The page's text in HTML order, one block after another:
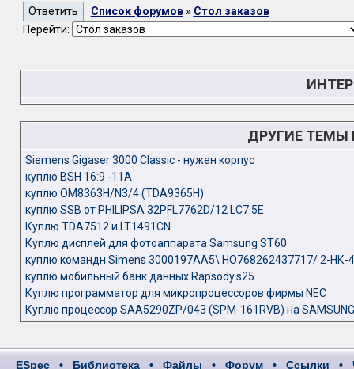
Список форумов» Стол заказов
Перейти:
ДРУГИЕ ТЕМЫ
Siemens Gigaser 3000 Classic - нужен корпус
куплю BSH 16:9 -11A
куплю OM8363H/N3/4 (TDA9365H)
куплю SSB от PHILIPSA 32PFL7762D/12 LC7.5E
Куплю TDA7512 и LT1491CN
Куплю дисплей для фотоаппарата Samsung ST60
куплю командн.Simens 3000197AA5\ HO768262437717/ 2-НК-
куплю мобильный банк данных Rapsody.s25
Куплю программатор для микропроцессоров фирмы NEC
Куплю процессор SAA5290ZP/043 (SPM-161RVB) на SAMSUNG
ESpec • Библиотека • Файлы • Форум • Ссылки •